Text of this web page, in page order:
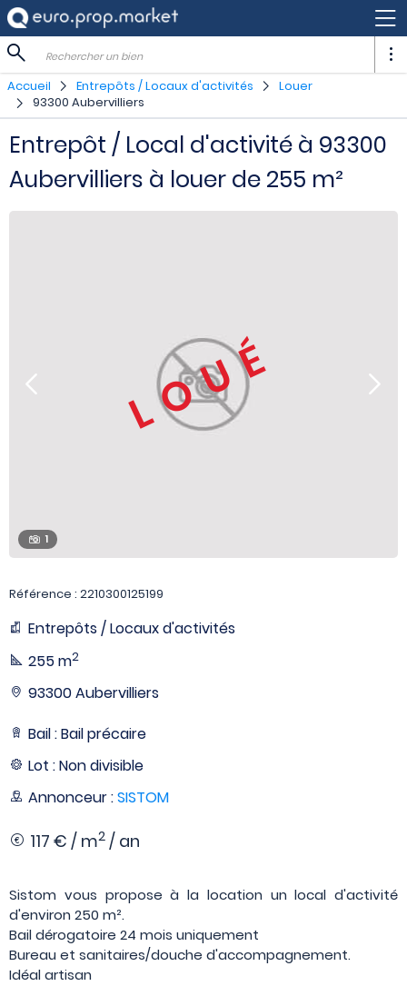
Rechercher un bien
Accueil Entrepôts / Locaux d'activités
Louer
93300 Aubervilliers
Entrepôt / Local d'activité à 93300
Aubervilliers à louer de 255 m²
LOUÉ
1
Référence : 2210300125199
Entrepôts / Locaux d'activités
255 m2
93300 Aubervilliers
Bail : Bail précaire
Lot : Non divisible
Annonceur :SISTOM
117 € / m2 / an
Sistom vous propose à la location un local d'activité
d'environ 250 m².
Bail dérogatoire 24 mois uniquement
Bureau et sanitaires/douche d'accompagnement.
Idéal artisan